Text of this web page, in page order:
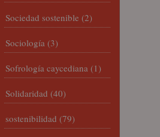
Sociedad sostenible (2)
Sociología (3)
Sofrología caycediana (1)
Solidaridad (40)
sostenibilidad (79)